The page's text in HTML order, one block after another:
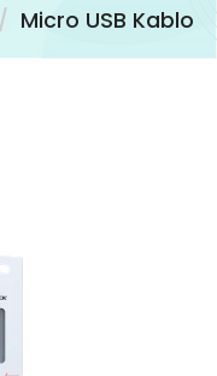
Micro USB Kablo